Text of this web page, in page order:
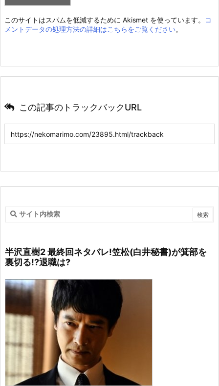
このサイトはスパムを低減するために Akismet を使っています。
コ
メントデータの処理方法の詳細はこちらをご覧ください。
この記事のトラックバックURL
半沢直樹2 最終回ネタバレ!笠松(白井秘書)が箕部を
裏切る!?退職は?